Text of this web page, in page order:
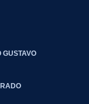
GUSTAVO